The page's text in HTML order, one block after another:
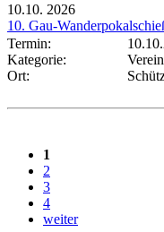
10.10. 2026
10. Gau-
Termin:
Kategorie:
Ort:
1
2
3
4
weiter